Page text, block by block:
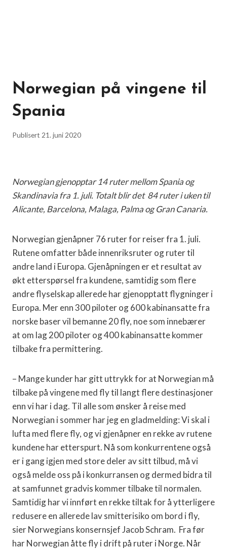
Norwegian på vingene til
Spania
Publisert 21. juni 2020
Norwegian gjenopptar 14 ruter mellom Spania og
Skandinavia fra 1. juli. Totalt blir det 84 ruter i uken til
Alicante, Barcelona, ​​Malaga, Palma og Gran Canaria.
Norwegian gjenåpner 76 ruter for reiser fra 1. juli.
Rutene omfatter både innenriksruter og ruter til
andre land i Europa. Gjenåpningen er et resultat av
økt etterspørsel fra kundene, samtidig som flere
andre flyselskap allerede har gjenopptatt flygninger i
Europa. Mer enn 300 piloter og 600 kabinansatte fra
norske baser vil bemanne 20 fly, noe som innebærer
at om lag 200 piloter og 400 kabinansatte kommer
tilbake fra permittering.
– Mange kunder har gitt uttrykk for at Norwegian må
tilbake på vingene med fly til langt flere destinasjoner
enn vi har i dag. Til alle som ønsker å reise med
Norwegian i sommer har jeg en gladmelding: Vi skal i
lufta med flere fly, og vi gjenåpner en rekke av rutene
kundene har etterspurt. Nå som konkurrentene også
er i gang igjen med store deler av sitt tilbud, må vi
også melde oss på i konkurransen og dermed bidra til
at samfunnet gradvis kommer tilbake til normalen.
Samtidig har vi innført en rekke tiltak for å ytterligere
redusere en allerede lav smitterisiko om bord i fly,
sier Norwegians konsernsjef Jacob Schram. Fra før
har Norwegian åtte fly i drift på ruter i Norge. Når